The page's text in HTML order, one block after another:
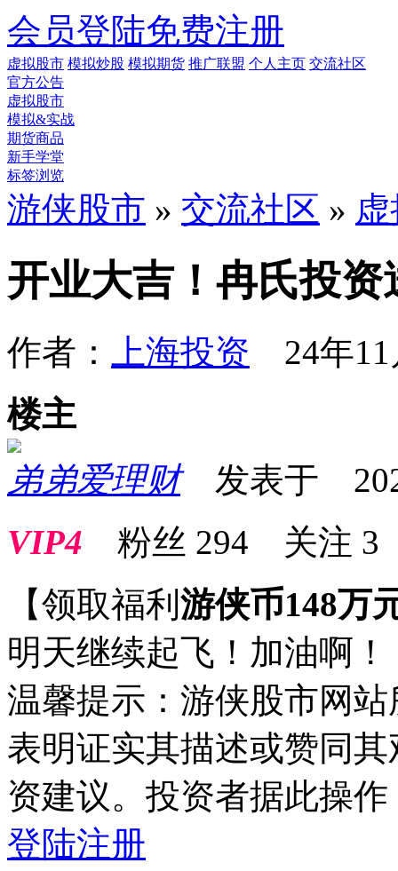
会员登陆免费注册
虚拟股市 模拟炒股 模拟期货 推广联盟 个人主页 交流社区
官方公告
虚拟股市
模拟&实战
期货商品
新手学堂
标签浏览
游侠股市 » 交流社区 »
开业大吉！冉氏投
作者： 上海投资 24年11
楼主
弟弟爱理财发表于
VIP4 粉丝 294 关注 3
【领取福利 游侠币148万
明天继续起飞！加油啊
温馨提示：游侠股市网
表明证实其描述或赞同
资建议。投资者据此操
登陆注册